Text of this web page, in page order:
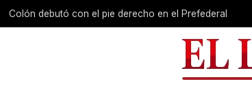
Colón debutó con el pie derecho en el Prefederal